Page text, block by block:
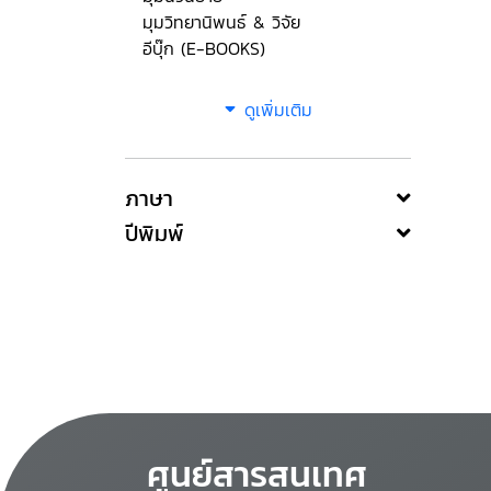
มุมวิทยานิพนธ์ & วิจัย
อีบุ๊ก (E-BOOKS)
ดูเพิ่มเติม
ภาษา
ปีพิมพ์
ศูนย์สารสนเทศ